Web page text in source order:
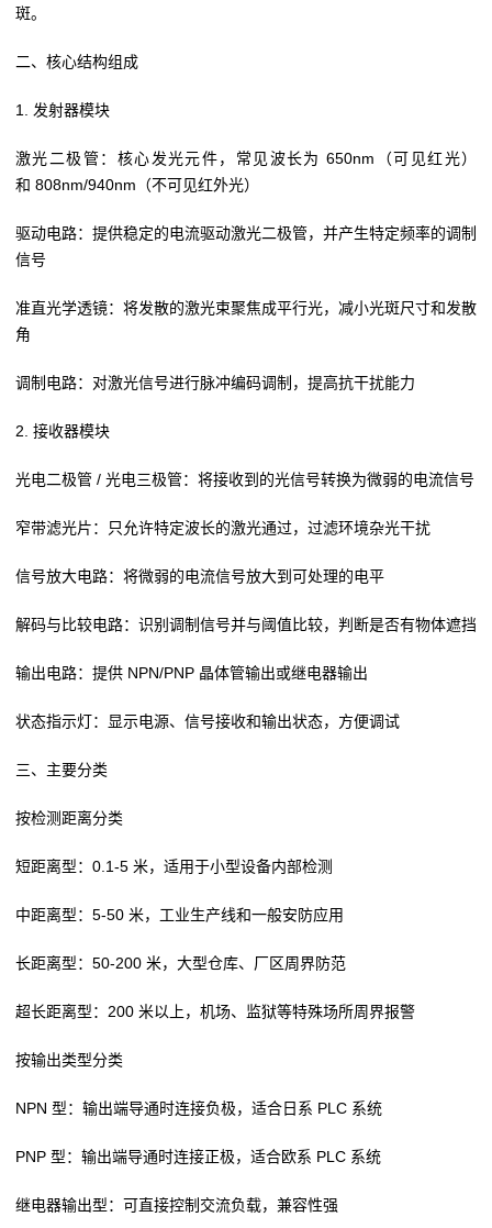
斑。
二、核心结构组成
1. 发射器模块
激光二极管：核心发光元件，常见波长为 650nm（可见红光）
和 808nm/940nm（不可见红外光）
驱动电路：提供稳定的电流驱动激光二极管，并产生特定频率的调制
信号
准直光学透镜：将发散的激光束聚焦成平行光，减小光斑尺寸和发散
角
调制电路：对激光信号进行脉冲编码调制，提高抗干扰能力
2. 接收器模块
光电二极管 / 光电三极管：将接收到的光信号转换为微弱的电流信号
窄带滤光片：只允许特定波长的激光通过，过滤环境杂光干扰
信号放大电路：将微弱的电流信号放大到可处理的电平
解码与比较电路：识别调制信号并与阈值比较，判断是否有物体遮挡
输出电路：提供 NPN/PNP 晶体管输出或继电器输出
状态指示灯：显示电源、信号接收和输出状态，方便调试
三、主要分类
按检测距离分类
短距离型：0.1-5 米，适用于小型设备内部检测
中距离型：5-50 米，工业生产线和一般安防应用
长距离型：50-200 米，大型仓库、厂区周界防范
超长距离型：200 米以上，机场、监狱等特殊场所周界报警
按输出类型分类
NPN 型：输出端导通时连接负极，适合日系 PLC 系统
PNP 型：输出端导通时连接正极，适合欧系 PLC 系统
继电器输出型：可直接控制交流负载，兼容性强